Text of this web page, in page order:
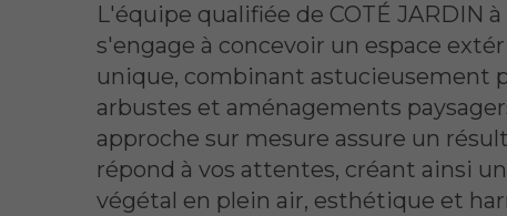
L'équipe qualifiée de COTÉ JARDIN
s'engage à concevoir un espace
unique, combinant astucieusement
arbustes et aménagements
approche sur mesure assure un
répond à vos attentes, créant ainsi
végétal en plein air, esthétique et